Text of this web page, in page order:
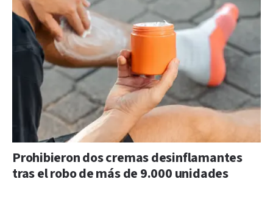
Prohibieron dos cremas desinflamantes
tras el robo de más de 9.000 unidades